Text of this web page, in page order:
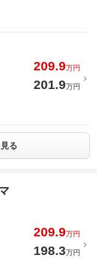
209.9万円
201.9万円
る
209.9万円
198.3万円